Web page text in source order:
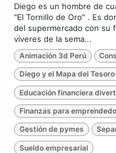
Diego es un hombre de
"El Tornillo de Oro" . Es
del supermercado con su
víveres de la sema...
Animación 3d Perú
Diego y el Mapa del
Educación financiera
Finanzas para
Gestión de pymes
Sueldo empresarial